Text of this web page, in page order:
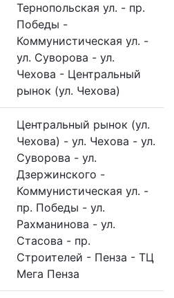
Тернопольская ул. - пр.
Победы -
Коммунистическая ул. -
ул. Суворова - ул.
Чехова - Центральный
рынок (ул. Чехова)
Центральный рынок (ул.
Чехова) - ул. Чехова - ул.
Суворова - ул.
Дзержинского -
Коммунистическая ул. -
пр. Победы - ул.
Рахманинова - ул.
Стасова - пр.
Строителей - Пенза - ТЦ
Мега Пенза